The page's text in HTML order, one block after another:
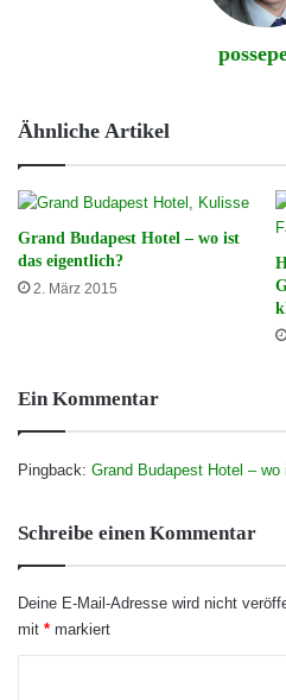
Ähnliche Artikel
Grand Budapest Hotel – wo ist
das eigentlich?
2. März 2015
Ein Kommentar
Pingback: Grand Budapest Hotel –
Schreibe einen Kommentar
Deine E-Mail-Adresse wird nicht
mit * markiert